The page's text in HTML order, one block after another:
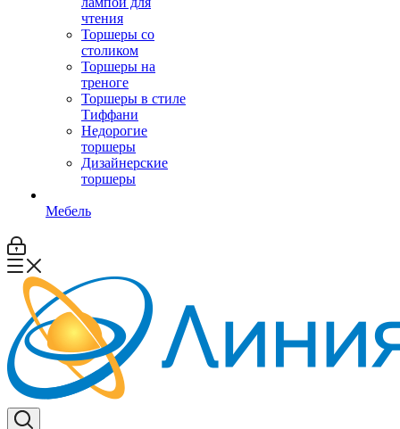
чтения
Торшеры со
столиком
Торшеры на
треноге
Торшеры в стиле
Тиффани
Недорогие
торшеры
Дизайнерские
торшеры
Мебель